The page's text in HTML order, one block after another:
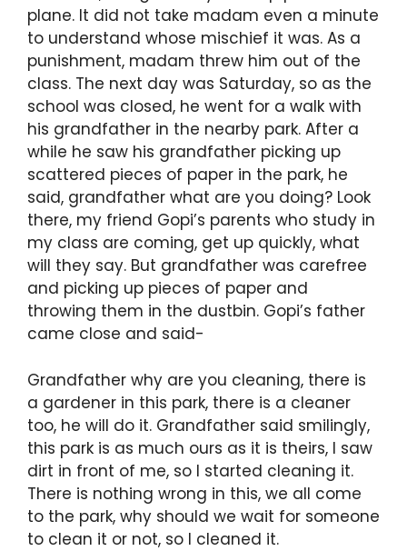
plane. It did not take madam even a minute
to understand whose mischief it was. As a
punishment, madam threw him out of the
class. The next day was Saturday, so as the
school was closed, he went for a walk with
his grandfather in the nearby park. After a
while he saw his grandfather picking up
scattered pieces of paper in the park, he
said, grandfather what are you doing? Look
there, my friend Gopi’s parents who study in
my class are coming, get up quickly, what
will they say. But grandfather was carefree
and picking up pieces of paper and
throwing them in the dustbin. Gopi’s father
came close and said-
Grandfather why are you cleaning, there is
a gardener in this park, there is a cleaner
too, he will do it. Grandfather said smilingly,
this park is as much ours as it is theirs, I saw
dirt in front of me, so I started cleaning it.
There is nothing wrong in this, we all come
to the park, why should we wait for someone
to clean it or not, so I cleaned it.